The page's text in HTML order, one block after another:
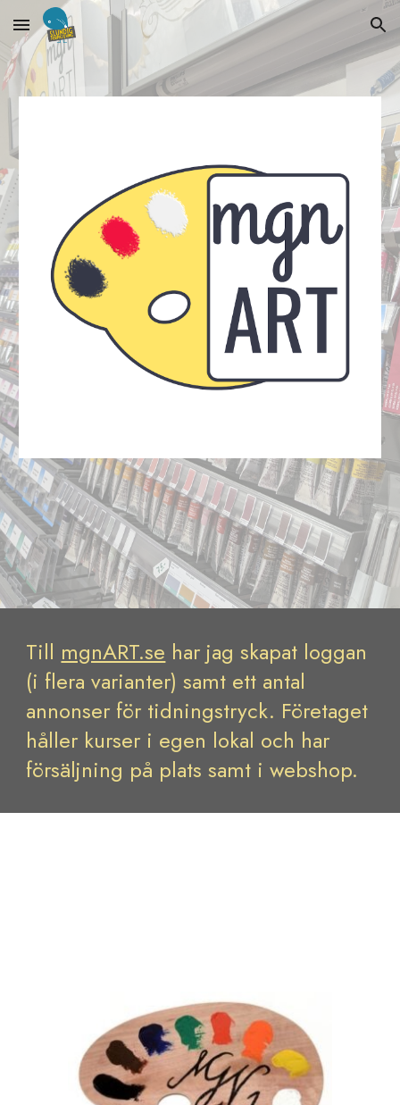
Skip to main content Skip to navigation
Till mgnART.se har jag skapat loggan
(i flera varianter) samt ett antal
annonser för tidningstryck. Företaget
håller kurser i egen lokal och har
försäljning på plats samt i webshop.